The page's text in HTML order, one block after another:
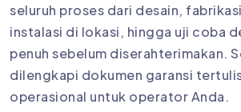
seluruh proses dari desain,
instalasi di lokasi, hingga uji coba
penuh sebelum diserahterimakan.
dilengkapi dokumen garansi
operasional untuk operator Anda.